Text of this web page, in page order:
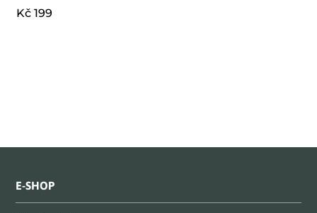
Kč 199
E-SHOP